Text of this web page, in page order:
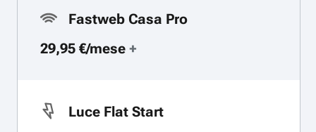
Fastweb Casa Pro
29,95 €/mese +
Luce Flat Start